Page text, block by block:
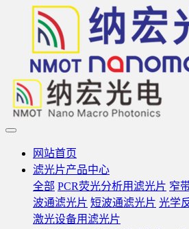
网站首页
滤光片产品中心
全部 PCR荧光分析用滤光片 窄
波通滤光片 短波通滤光片 光学
激光设备用滤光片